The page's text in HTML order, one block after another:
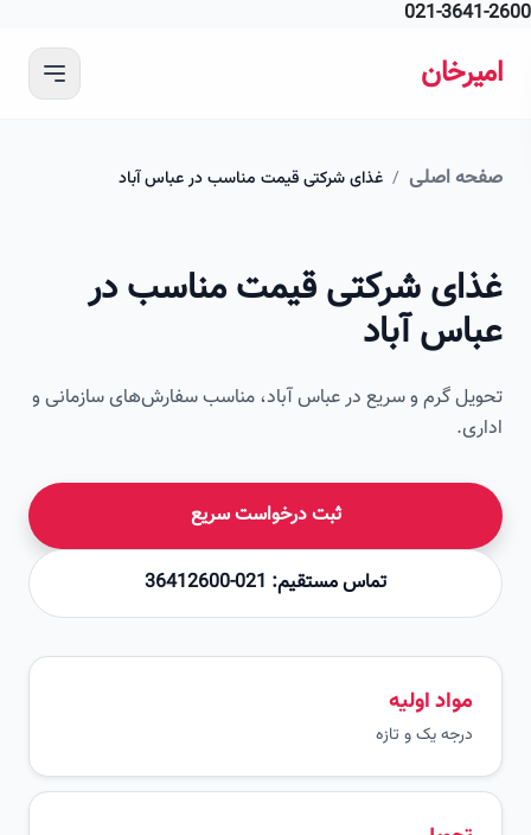
021-
اصلی / غذای شرکتی قیمت مناسب در عباس آباد
شرکتی قیمت مناسب در
آباد
گرم و سریع در عباس آباد، مناسب سفارش‌های سازمانی و
ثبت درخواست سریع
تماس مستقیم: 021-36412600
مواد اولیه
درجه یک و تازه